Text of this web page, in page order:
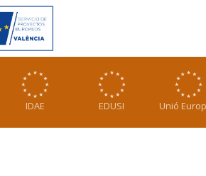
IDAE EDUSI Unió